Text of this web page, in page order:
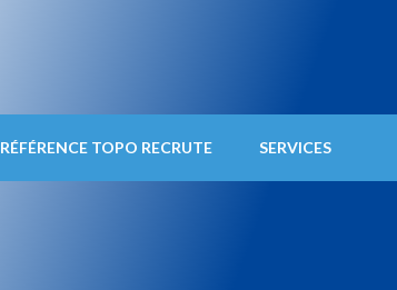
RÉFÉRENCE TOPO RECRUTE SERVICES